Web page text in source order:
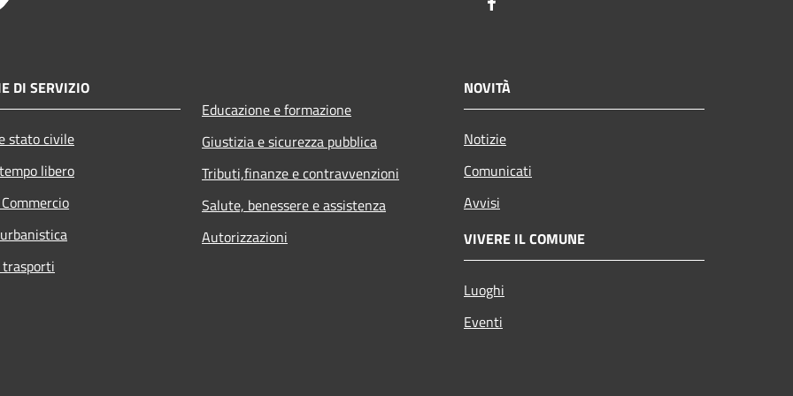
DI SERVIZIO
stato civile
libero
Educazione e formazione
Giustizia e sicurezza pubblica
Tributi,finanze e contravvenzioni
Salute, benessere e assistenza
Autorizzazioni
NOVITÀ
Notizie
Comunicati
Avvisi
VIVERE IL COMUNE
Luoghi
Eventi